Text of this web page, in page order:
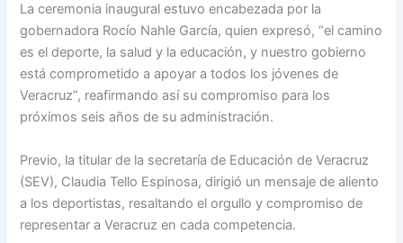
La ceremonia inaugural estuvo encabezada por la
gobernadora Rocío Nahle García, quien expresó, “el camino
es el deporte, la salud y la educación, y nuestro gobierno
está comprometido a apoyar a todos los jóvenes de
Veracruz”, reafirmando así su compromiso para los
próximos seis años de su administración.
Previo, la titular de la secretaría de Educación de Veracruz
(SEV), Claudia Tello Espinosa, dirigió un mensaje de aliento
a los deportistas, resaltando el orgullo y compromiso de
representar a Veracruz en cada competencia.